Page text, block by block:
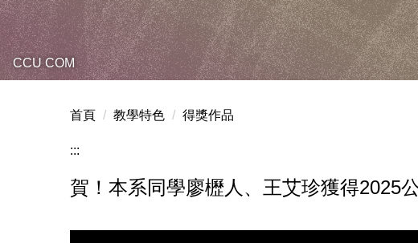
CCU COM
首頁 教學特色 得獎作品
:::
賀！本系同學廖櫪人、王艾珍獲得2025